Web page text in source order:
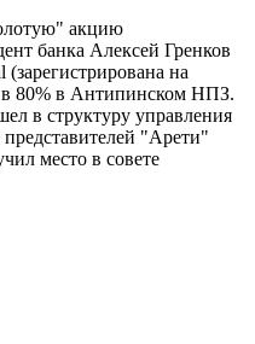
акцию
банка Алексей Гренков
на
в 80% в Антипинском НПЗ.
в структуру управления
"Арети"
место в совете